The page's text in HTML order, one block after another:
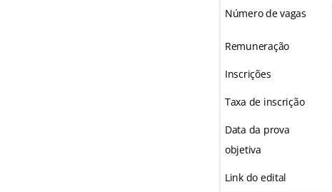
Número de vagas
Remuneração
Inscrições
Taxa de inscrição
Data da prova
objetiva
Link do edital